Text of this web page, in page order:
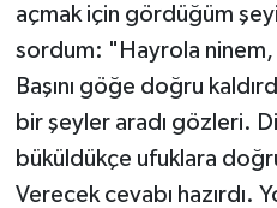
açmak için gördüğüm
sordum: "Hayrola ninem,
Başını göğe doğru
bir şeyler aradı gözleri.
büküldükçe ufuklara
Verecek cevabı hazırdı.